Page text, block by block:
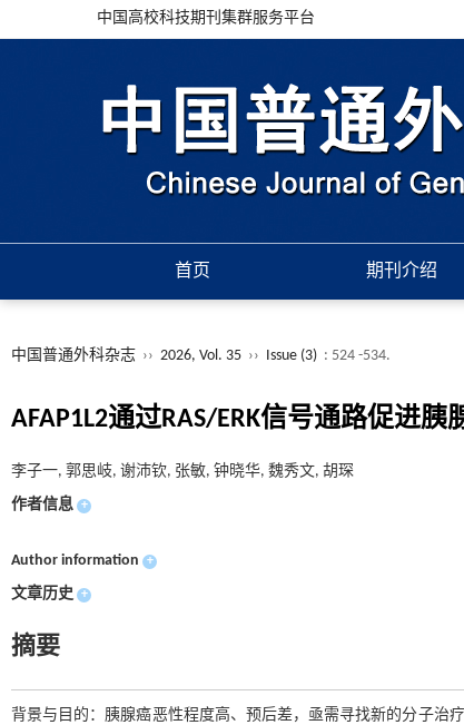
中国高校科技期刊集群服务平台
首页 期刊介绍
中国普通外科杂志 ›› 2026, Vol. 35 ›› Issue (3) : 524 -534.
AFAP1L2通过RAS/ERK信号通路促进
李子一, 郭思岐, 谢沛钦, 张敏, 钟晓华, 魏秀文, 胡琛
作者信息 +
Author information +
文章历史 +
摘要
背景与目的：胰腺癌恶性程度高、预后差，亟需寻找新的分子治